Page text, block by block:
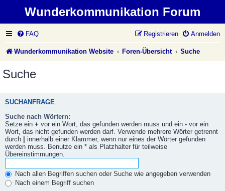
Wunderkommunikation Forum
FAQ Anmelden
Registrieren
Wunderkommunikation Website Foren-Übersicht Suche
Suche
SUCHANFRAGE
Suche nach Wörtern:
Setze ein + vor ein Wort, das gefunden werden muss und ein - vor ein
Wort, das nicht gefunden werden darf. Verwende mehrere Wörter getrennt
durch | innerhalb einer Klammer, wenn nur eines der Wörter gefunden
werden muss. Benutze ein * als Platzhalter für teilweise
Übereinstimmungen.
Nach allen Begriffen suchen oder Suche wie angegeben verwenden
Nach einem Begriff suchen